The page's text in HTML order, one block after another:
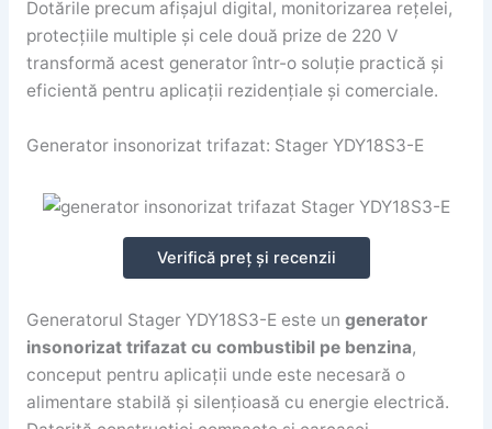
Dotările precum afișajul digital, monitorizarea rețelei,
protecțiile multiple și cele două prize de 220 V
transformă acest generator într-o soluție practică și
eficientă pentru aplicații rezidențiale și comerciale.
Generator insonorizat trifazat: Stager YDY18S3-E
Verifică preț și recenzii
Generatorul Stager YDY18S3-E este un generator
insonorizat trifazat cu combustibil pe benzina,
conceput pentru aplicații unde este necesară o
alimentare stabilă și silențioasă cu energie electrică.